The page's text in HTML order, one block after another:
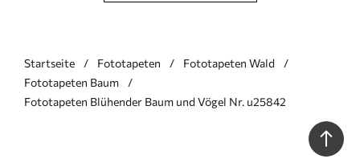
Startseite Fototapeten
Fototapeten Wald
Fototapeten Baum
Fototapeten Blühender Baum und Vögel Nr. u25842